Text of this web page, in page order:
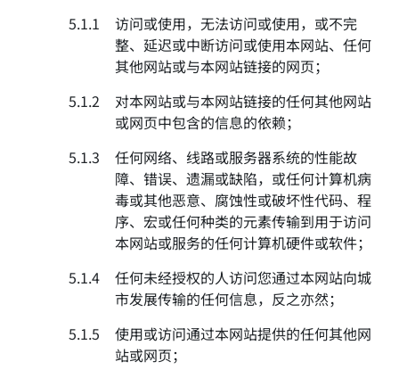
5.1.1
访问或使用，无法访问或使用，或不完
整、延迟或中断访问或使用本网站、任何
其他网站或与本网站链接的网页；
5.1.2
对本网站或与本网站链接的任何其他网站
或网页中包含的信息的依赖；
5.1.3
任何网络、线路或服务器系统的性能故
障、错误、遗漏或缺陷，或任何计算机病
毒或其他恶意、腐蚀性或破坏性代码、程
序、宏或任何种类的元素传输到用于访问
本网站或服务的任何计算机硬件或软件；
5.1.4
任何未经授权的人访问您通过本网站向城
市发展传输的任何信息，反之亦然；
5.1.5
使用或访问通过本网站提供的任何其他网
站或网页；